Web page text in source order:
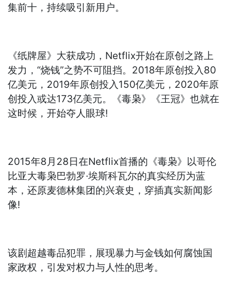
集前十，持续吸引新用户。
《纸牌屋》大获成功，Netflix开始在原创之路上
发力，“烧钱”之势不可阻挡。2018年原创投入80
亿美元，2019年原创投入150亿美元，2020年原
创投入或达173亿美元。《毒枭》《王冠》也就在
这时候，开始夺人眼球!
2015年8月28日在Netflix首播的《毒枭》以哥伦
比亚大毒枭巴勃罗·埃斯科瓦尔的真实经历为蓝
本，还原麦德林集团的兴衰史，穿插真实新闻影
像!
该剧超越毒品犯罪，展现暴力与金钱如何腐蚀国
家政权，引发对权力与人性的思考。